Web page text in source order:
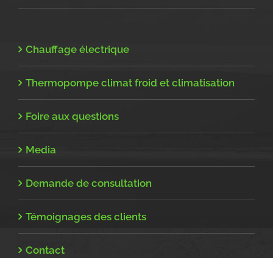
Chauffage électrique
Thermopompe climat froid et climatisation
Foire aux questions
Media
Demande de consultation
Témoignages des clients
Contact